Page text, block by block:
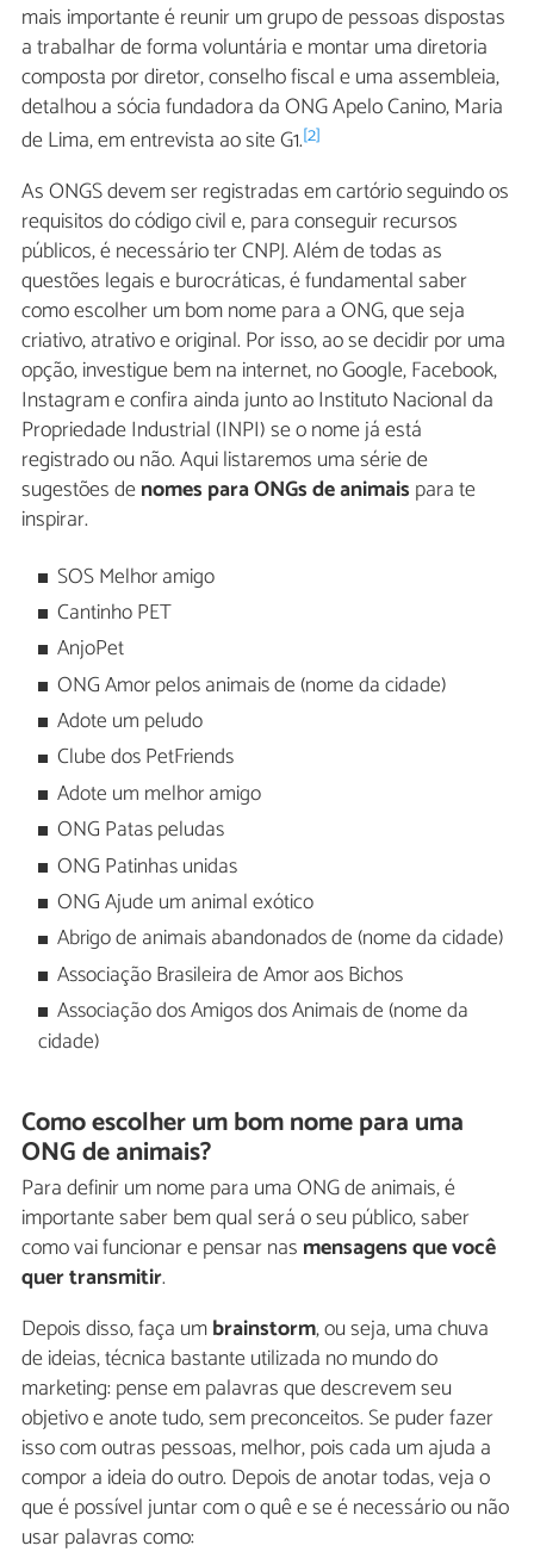
mais importante é reunir um grupo de pessoas dispostas
a trabalhar de forma voluntária e montar uma diretoria
composta por diretor, conselho fiscal e uma assembleia,
detalhou a sócia fundadora da ONG Apelo Canino, Maria
de Lima, em entrevista ao site G1.[2]
As ONGS devem ser registradas em cartório seguindo os
requisitos do código civil e, para conseguir recursos
públicos, é necessário ter CNPJ. Além de todas as
questões legais e burocráticas, é fundamental saber
como escolher um bom nome para a ONG, que seja
criativo, atrativo e original. Por isso, ao se decidir por uma
opção, investigue bem na internet, no Google, Facebook,
Instagram e confira ainda junto ao Instituto Nacional da
Propriedade Industrial (INPI) se o nome já está
registrado ou não. Aqui listaremos uma série de
sugestões denomes para ONGs de animais para te
inspirar.
SOS Melhor amigo
Cantinho PET
AnjoPet
ONG Amor pelos animais de (nome da cidade)
Adote um peludo
Clube dos PetFriends
Adote um melhor amigo
ONG Patas peludas
ONG Patinhas unidas
ONG Ajude um animal exótico
Abrigo de animais abandonados de (nome da cidade)
Associação Brasileira de Amor aos Bichos
Associação dos Amigos dos Animais de (nome da
cidade)
Como escolher um bom nome para uma
ONG de animais?
Para definir um nome para uma ONG de animais, é
importante saber bem qual será o seu público, saber
como vai funcionar e pensar nas mensagens que você
quer transmitir.
Depois disso, faça umbrainstorm, ou seja, uma chuva
de ideias, técnica bastante utilizada no mundo do
marketing: pense em palavras que descrevem seu
objetivo e anote tudo, sem preconceitos. Se puder fazer
isso com outras pessoas, melhor, pois cada um ajuda a
compor a ideia do outro. Depois de anotar todas, veja o
que é possível juntar com o quê e se é necessário ou não
usar palavras como: